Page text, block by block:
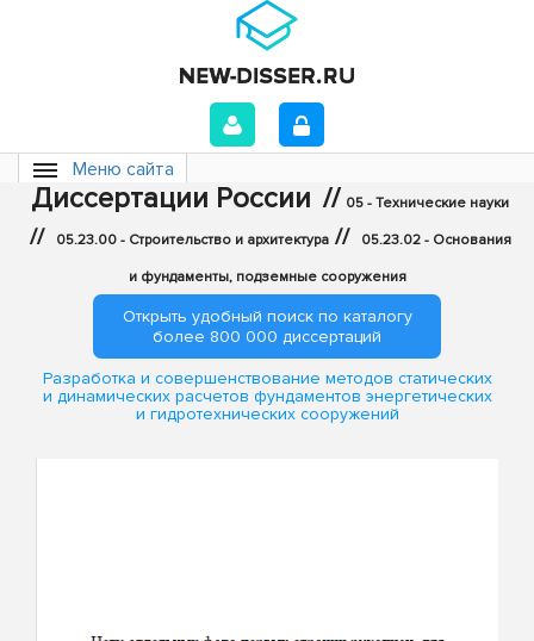
Меню сайта
Диссертации России // 05 - Технические науки
// 05.23.00 - Строительство и архитектура // 05.23.02 - Основания
и фундаменты, подземные сооружения
Открыть удобный поиск по каталогу
более 800 000 диссертаций
Разработка и совершенствование методов статических
и динамических расчетов фундаментов энергетических
и гидротехнических сооружений